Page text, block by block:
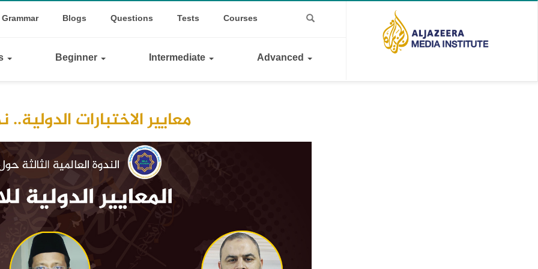
Dropdown
Top
Grammar Blogs Questions Tests Courses
Beginner Intermediate Advanced
معايير الاختبارات